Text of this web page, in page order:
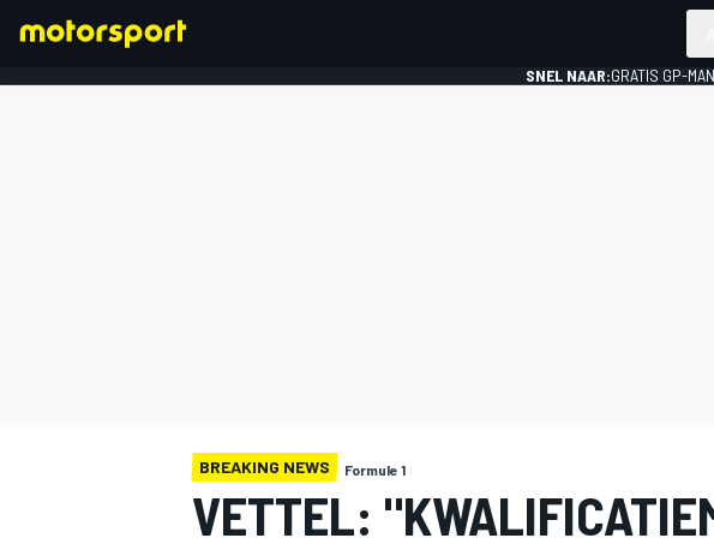
SNEL NAAR:GRATIS GP-
BREAKING NEWS Formule 1
VETTEL: